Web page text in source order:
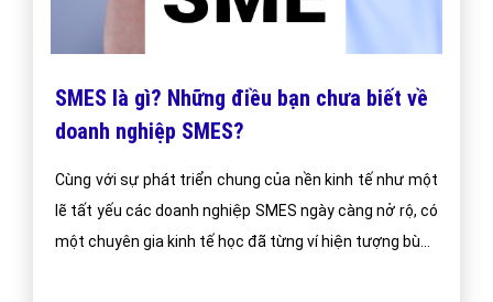
SMES là gì? Những điều bạn chưa biết về
doanh nghiệp SMES?
Cùng với sự phát triển chung của nền kinh tế như một
lẽ tất yếu các doanh nghiệp SMES ngày càng nở rộ, có
một chuyên gia kinh tế học đã từng ví hiện tượng bùng